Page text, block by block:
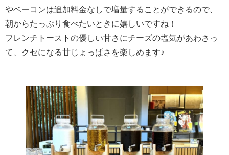
やベーコンは追加料金なしで増量することができるので、
朝からたっぷり食べたいときに嬉しいですね！
フレンチトーストの優しい甘さにチーズの塩気があわさっ
て、クセになる甘じょっぱさを楽しめます♪